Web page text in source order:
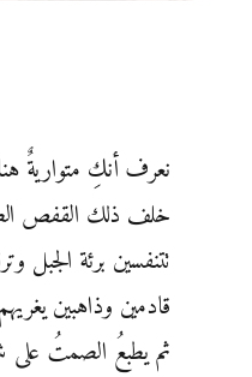
نعرف أنكِ متواريةٌ
خلف ذلك القفص
تتنفسين برئة الجبل
قادمين وذاهبين
ثم يطبعُ الصمتُ على